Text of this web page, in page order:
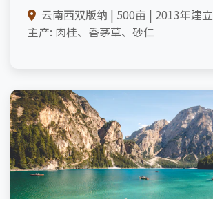
云南西双版纳 | 500亩 | 2013年建立
主产: 肉桂、香茅草、砂仁